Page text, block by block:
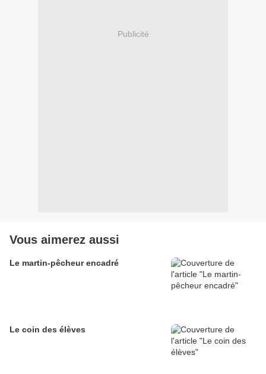
Publicité
Vous aimerez aussi
Le martin-pêcheur encadré
Le coin des élèves